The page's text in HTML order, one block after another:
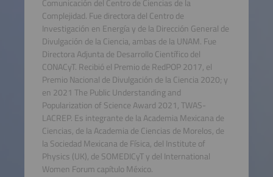
Comunicación del Centro de Ciencias de la
Complejidad. Fue directora del Centro de
Investigación en Energía y de la Dirección General de
Divulgación de la Ciencia, ambas de la UNAM. Fue
Directora Adjunta de Desarrollo Científico del
CONACyT. Recibió el Premio de RedPOP 2017, el
Premio Nacional de Divulgación de la Ciencia 2020; y
en 2021 The Public Understanding and
Popularization of Science Award 2021, TWAS-
LACREP. Es integrante de la Academia Mexicana de
Ciencias, de la Academia de Ciencias de Morelos, de
la Sociedad Mexicana de Física, del Institute of
Physics (UK), de SOMEDICyT y del International
Women Forum capítulo México.